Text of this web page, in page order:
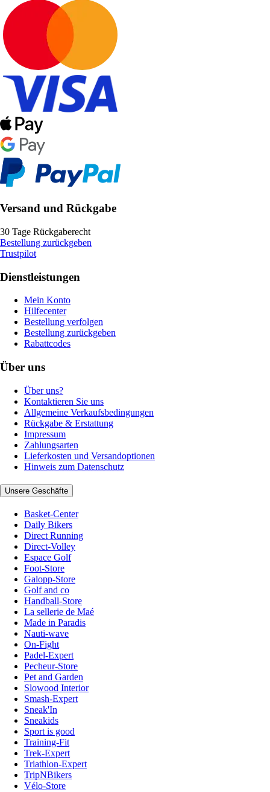
Versand und Rückgabe
30 Tage Rückgaberecht
Bestellung zurückgeben
Trustpilot
Dienstleistungen
Mein Konto
Hilfecenter
Bestellung verfolgen
Bestellung zurückgeben
Rabattcodes
Über uns
Über uns?
Kontaktieren Sie uns
Allgemeine Verkaufsbedingungen
Rückgabe & Erstattung
Impressum
Zahlungsarten
Lieferkosten und Versandoptionen
Hinweis zum Datenschutz
Unsere Geschäfte
Basket-Center
Daily Bikers
Direct Running
Direct-Volley
Espace Golf
Foot-Store
Galopp-Store
Golf and co
Handball-Store
La sellerie de Maé
Made in Paradis
Nauti-wave
On-Fight
Padel-Expert
Pecheur-Store
Pet and Garden
Slowood Interior
Smash-Expert
Sneak'In
Sneakids
Sport is good
Training-Fit
Trek-Expert
Triathlon-Expert
TripNBikers
Vélo-Store